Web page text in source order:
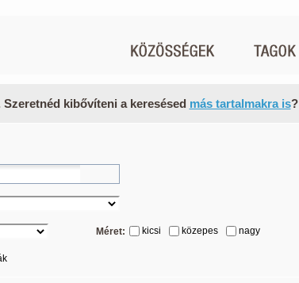
kibővíteni a keresésed más tartalmakra is?
Méret: kicsi közepes nagy